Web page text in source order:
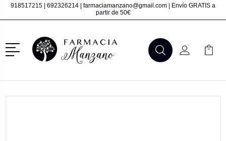
918517215 692326214 farmaciamanzano@gmail.com | Envío GRATIS a
partir de 50€
Menú
BuscarMi Cuenta
Mi